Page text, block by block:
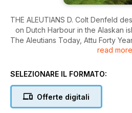
THE ALEUTIANS D. Colt Denfeld
on Dutch Harbour in the Alaskan
The Aleutians Today, Attu Forty
- Known to God, Unknown to
of an unknown airman from a peat
by Karel Margry of the
Italy and Germany which led
read more
SELEZIONARE IL FORMATO:
Offerte digitali